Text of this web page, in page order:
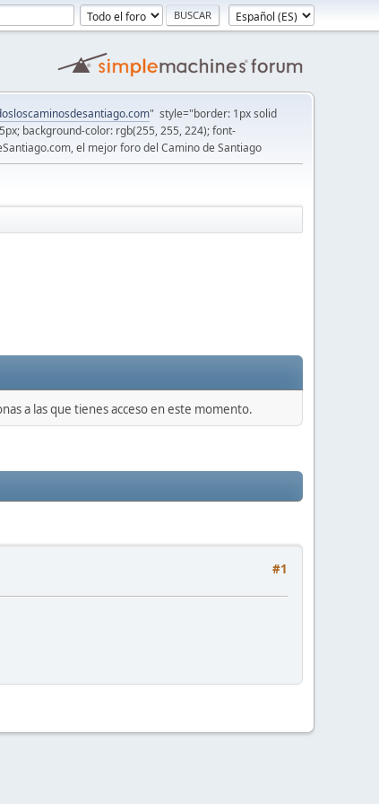
" style="border: 1px solid
background-color: rgb(255, 255, 224); font-
el mejor foro del Camino de Santiago
a las que tienes acceso en este momento.
#1